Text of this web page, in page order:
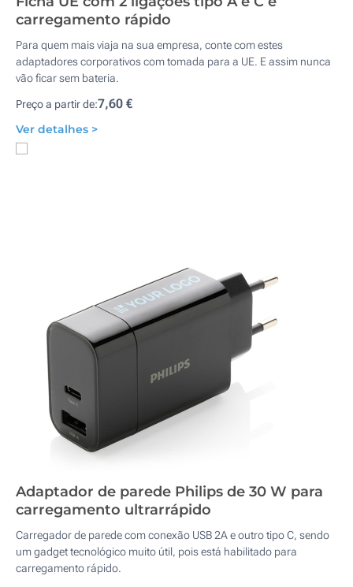
carregamento rápido
Para quem mais viaja na sua empresa, conte com estes
adaptadores corporativos com tomada para a UE. E assim nunca
vão ficar sem bateria.
Preço a partir de:7,60 €
Ver detalhes >
Adaptador de parede Philips de 30 W para
carregamento ultrarrápido
Carregador de parede com conexão USB 2A e outro tipo C, sendo
um gadget tecnológico muito útil, pois está habilitado para
carregamento rápido.